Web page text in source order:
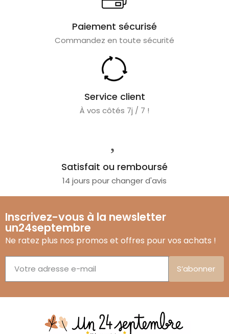
Paiement sécurisé
Commandez en toute sécurité
Service client
À vos côtés 7j / 7 !
Satisfait ou remboursé
14 jours pour changer d'avis
Inscrivez-vous à la newsletter
un24septembre
Ne ratez plus nos promos et offres pour vos achats !
S’abonner